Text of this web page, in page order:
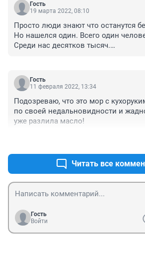
Гость
19 марта 2022, 08:10
Просто люди знают что останутся
Но нашелся один. Всего один
Среди нас десятков тысяч.
человек.приговорите . Думать
год .
Гость
11 февраля 2022, 13:34
Подозреваю, что это мор с
по своей недальновидности и
уже разлила масло!
Читать все
Гость
Войти